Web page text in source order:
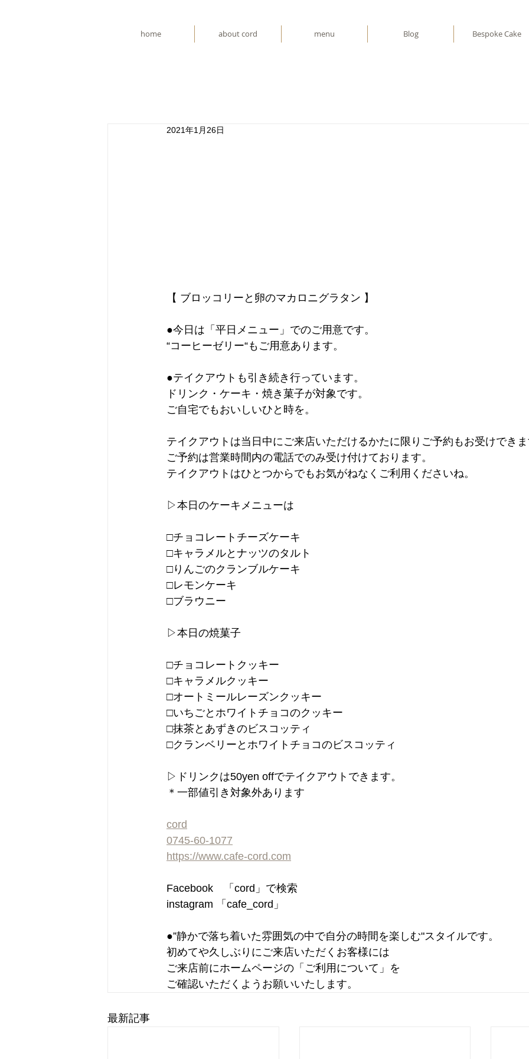
home about cord menu Blog Bespoke Cake
2021年1月26日
【 ブロッコリーと卵のマカロニグラタン 】
●今日は「平日メニュー」でのご用意です。
“コーヒーゼリー“もご用意あります。
●テイクアウトも引き続き行っています。
ドリンク・ケーキ・焼き菓子が対象です。
ご自宅でもおいしいひと時を。
テイクアウトは当日中にご来店いただけるかたに限りご予約もお受けでき
ご予約は営業時間内の電話でのみ受け付けております。
テイクアウトはひとつからでもお気がねなくご利用くださいね。
▷本日のケーキメニューは
□チョコレートチーズケーキ
□キャラメルとナッツのタルト
□りんごのクランブルケーキ
□レモンケーキ
□ブラウニー
▷本日の焼菓子
□チョコレートクッキー
□キャラメルクッキー
□オートミールレーズンクッキー
□いちごとホワイトチョコのクッキー
□抹茶とあずきのビスコッティ
□クランベリーとホワイトチョコのビスコッティ
▷ドリンクは50yen offでテイクアウトできます。
＊一部値引き対象外あります
cord
0745-60-1077
https://www.cafe-cord.com
Facebook　「cord」で検索
instagram 「cafe_cord」
●”静かで落ち着いた雰囲気の中で自分の時間を楽しむ"スタイルです。
初めてや久しぶりにご来店いただくお客様には
ご来店前にホームページの「ご利用について」を
ご確認いただくようお願いいたします。
最新記事